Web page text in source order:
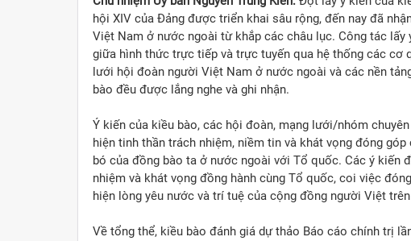
hội XIV của Đảng được triển khai sâu rộng, đến nay đã
Việt Nam ở nước ngoài từ khắp các châu lục. Công tác
giữa hình thức trực tiếp và trực tuyến qua hệ thống các cơ
lưới hội đoàn người Việt Nam ở nước ngoài và các nền
bào đều được lắng nghe và ghi nhận.
Ý kiến của kiều bào, các hội đoàn, mạng lưới/nhóm
hiện tinh thần trách nhiệm, niềm tin và khát vọng đóng
bó của đồng bào ta ở nước ngoài với Tổ quốc. Các ý kiến
nhiệm và khát vọng đồng hành cùng Tổ quốc, coi việc
hiện lòng yêu nước và trí tuệ của cộng đồng người Việt
Về tổng thể, kiều bào đánh giá dự thảo Báo cáo chính trị